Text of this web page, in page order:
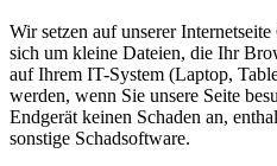
Wir setzen auf unserer
sich um kleine Dateien, die Ihr
auf Ihrem IT-System (Laptop,
werden, wenn Sie unsere Seite
Endgerät keinen Schaden an,
sonstige Schadsoftware.